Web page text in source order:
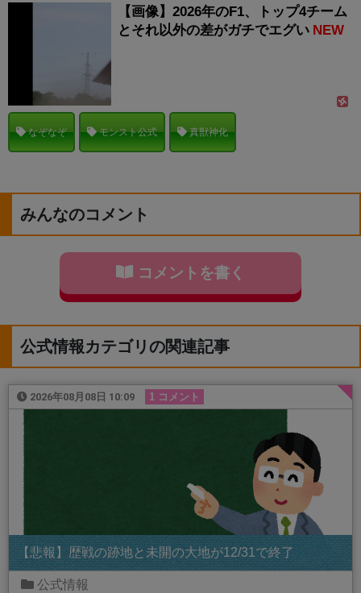
【画像】2026年のF1、トップ4チーム
とそれ以外の差がガチでエグい NEW
なぞなぞ モンスト公式 真獣神化
みんなのコメント
コメントを書く
公式情報カテゴリの関連記事
2026年08月08日 10:09 1 コメント
【悲報】歴戦の跡地と未開の大地が12/31で終了
公式情報